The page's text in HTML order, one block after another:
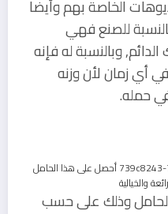
الخاصة بهم وأيضا
للصنع فهي
وبالنسبة له فإنه
أي زمان لأن وزنه
حمله.
وذلك على حسب